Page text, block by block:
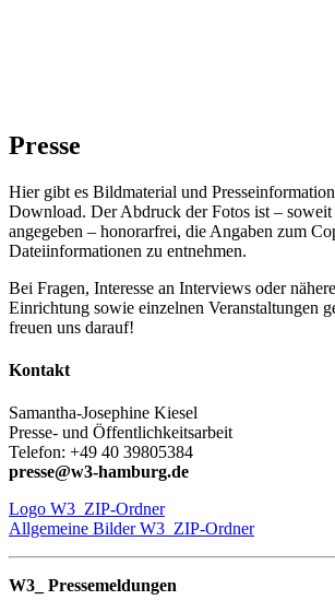
Presse
Hier gibt es Bildmaterial und
Download. Der Abdruck der Fotos ist – soweit
angegeben – honorarfrei, die Angaben zum
Dateiinformationen zu entnehmen.
Bei Fragen, Interesse an Interviews oder
Einrichtung sowie einzelnen Veranstaltungen
freuen uns darauf!
Kontakt
Samantha-Josephine Kiesel
Presse- und Öffentlichkeitsarbeit
Telefon: +49 40 39805384
presse@w3-hamburg.de
Logo W3_ZIP-Ordner
Allgemeine Bilder W3_ZIP-Ordner
W3_ Pressemeldungen